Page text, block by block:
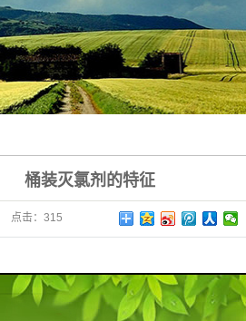
桶装灭氯剂的特征
点击： 315